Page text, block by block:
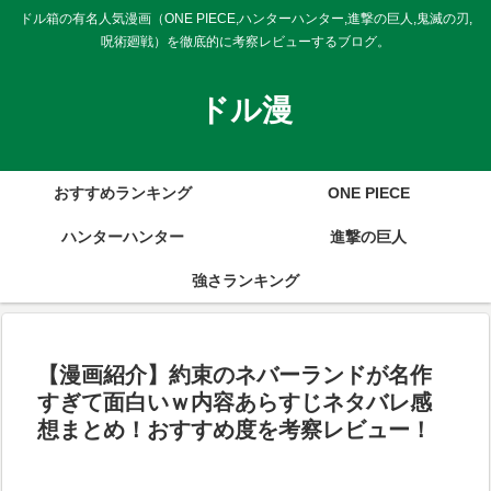
ドル箱の有名人気漫画（ONE PIECE,ハンターハンター,進撃の巨人,鬼滅の刃,
呪術廻戦）を徹底的に考察レビューするブログ。
ドル漫
おすすめランキング ONE PIECE
ハンターハンター 進撃の巨人
強さランキング
【漫画紹介】約束のネバーランドが名作
すぎて面白いｗ内容あらすじネタバレ感
想まとめ！おすすめ度を考察レビュー！